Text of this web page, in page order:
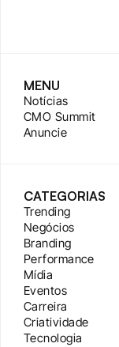
MENU
Notícias
CMO Summit
Anuncie
CATEGORIAS
Trending
Negócios
Branding
Performance
Mídia
Eventos
Carreira
Criatividade
Tecnologia